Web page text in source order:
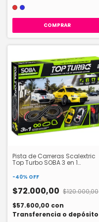
COMPRAR
Pista de Carreras Scalextric
Top Turbo SOBA 3 en 1
-40% OFF
$72.000,00 $120.000,00
$57.600,00 con
Transferencia o depósito